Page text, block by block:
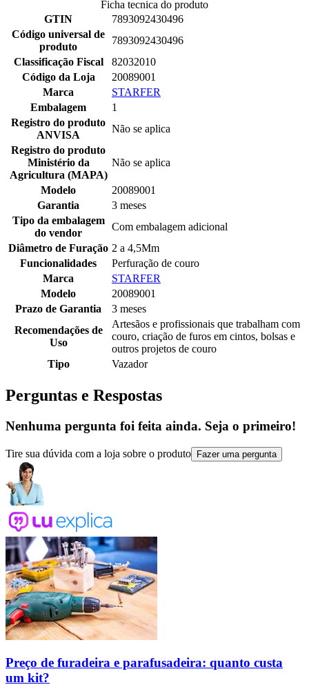
Ficha tecnica do produto
GTIN
7893092430496
Código universal de
produto
7893092430496
Classificação Fiscal
82032010
Código da Loja
20089001
Marca
STARFER
Embalagem
1
Registro do produto
ANVISA
Não se aplica
Registro do produto
Ministério da
Agricultura (MAPA)
Não se aplica
Modelo
20089001
Garantia
3 meses
Tipo da embalagem
do vendor
Com embalagem adicional
Diâmetro de Furação 2 a 4,5Mm
Funcionalidades
Perfuração de couro
Marca
STARFER
Modelo
20089001
Prazo de Garantia
3 meses
Recomendações de
Uso
Artesãos e profissionais que trabalham com
couro, criação de furos em cintos, bolsas e
outros projetos de couro
Tipo
Vazador
Perguntas e Respostas
Nenhuma pergunta foi feita ainda. Seja o primeiro!
Tire sua dúvida com a loja sobre o produto Fazer uma pergunta
Preço de furadeira e parafusadeira: quanto custa
um kit?